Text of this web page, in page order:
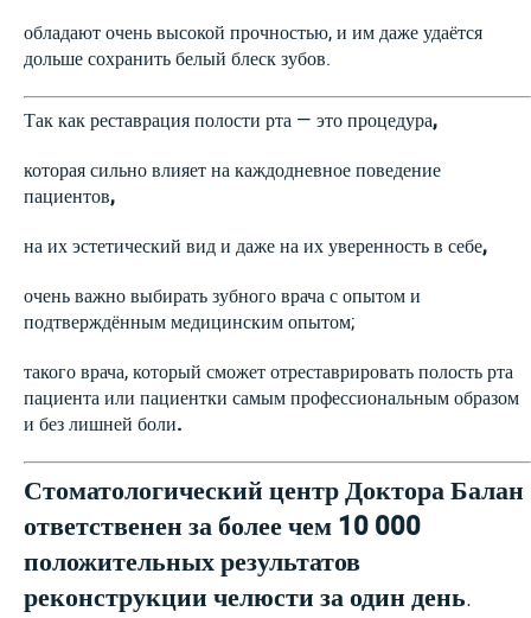
обладают очень высокой прочностью, и им даже удаётся
дольше сохранить белый блеск зубов.
Так как реставрация полости рта — это процедура,
которая сильно влияет на каждодневное поведение
пациентов,
на их эстетический вид и даже на их уверенность в себе,
очень важно выбирать зубного врача с опытом и
подтверждённым медицинским опытом;
такого врача, который сможет отреставрировать полость рта
пациента или пациентки самым профессиональным образом
и без лишней боли.
Стоматологический центр Доктора Балан
ответственен за более чем 10 000
положительных результатов
реконструкции челюсти за один день.